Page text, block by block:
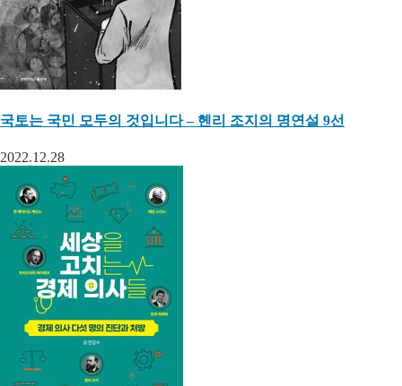
국토는 국민 모두의 것입니다 – 헨리 조지의 명연설 9선
2022.12.28